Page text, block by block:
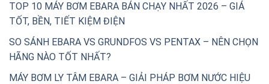
TOP 10 MÁY BƠM EBARA BÁN CHẠY NHẤT 2026 – GIÁ
TỐT, BỀN, TIẾT KIỆM ĐIỆN
SO SÁNH EBARA VS GRUNDFOS VS PENTAX – NÊN CHỌN
HÃNG NÀO TỐT NHẤT?
MÁY BƠM LY TÂM EBARA – GIẢI PHÁP BƠM NƯỚC HIỆU